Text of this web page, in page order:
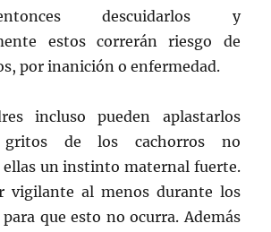
descuidarlos y
estos correrán riesgo de
por inanición o enfermedad.
incluso pueden aplastarlos
de los cachorros no
ellas un instinto maternal fuerte.
vigilante al menos durante los
que esto no ocurra. Además